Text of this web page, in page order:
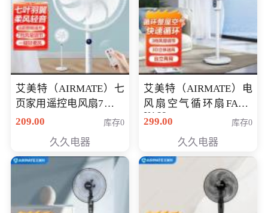
艾美特（AIRMATE）七
页家用遥控电风扇7档风
量空气循环摇头立式落
定时落地式风扇CS35-
R20
209.00 库存0
久久电器
艾美特（AIRMATE）电
风扇空气循环扇FA18-
X168
299.00 库存0
久久电器